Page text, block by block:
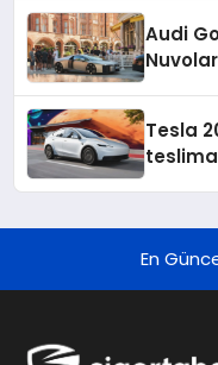
Audi
Tesla
En